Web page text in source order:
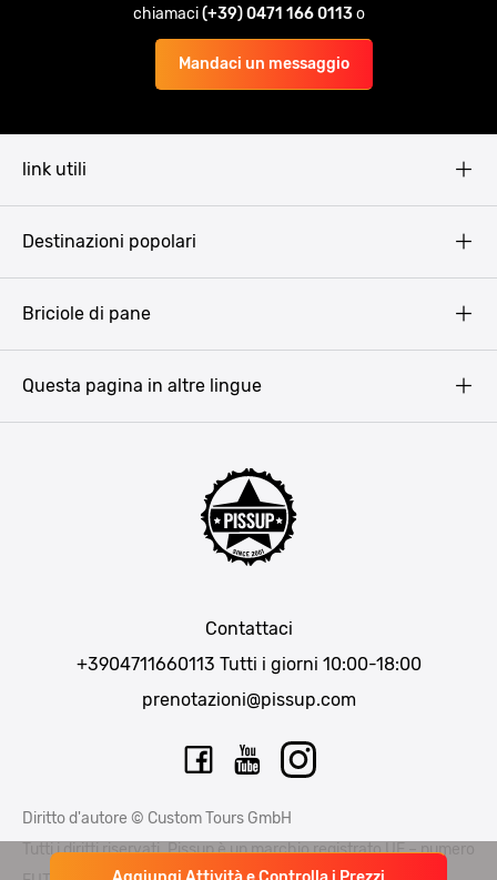
chiamaci(+39) 0471 166 0113o
Mandaci un messaggio
link utili
Destinazioni popolari
Bucarest
Briciole di pane
Contattaci
+3904711660113 Tutti i giorni 10:00-18:00
prenotazioni@pissup.com
Questa pagina in altre lingue
Diritto d'autore © Custom Tours GmbH
Tutti i diritti riservati. Pissup è un marchio registrato UE – numero